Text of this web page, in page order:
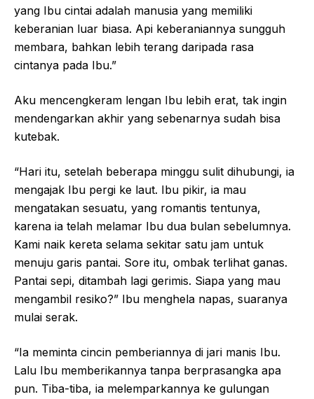
yang Ibu cintai adalah manusia yang memiliki
keberanian luar biasa. Api keberaniannya sungguh
membara, bahkan lebih terang daripada rasa
cintanya pada Ibu.”
Aku mencengkeram lengan Ibu lebih erat, tak ingin
mendengarkan akhir yang sebenarnya sudah bisa
kutebak.
“Hari itu, setelah beberapa minggu sulit dihubungi, ia
mengajak Ibu pergi ke laut. Ibu pikir, ia mau
mengatakan sesuatu, yang romantis tentunya,
karena ia telah melamar Ibu dua bulan sebelumnya.
Kami naik kereta selama sekitar satu jam untuk
menuju garis pantai. Sore itu, ombak terlihat ganas.
Pantai sepi, ditambah lagi gerimis. Siapa yang mau
mengambil resiko?” Ibu menghela napas, suaranya
mulai serak.
“Ia meminta cincin pemberiannya di jari manis Ibu.
Lalu Ibu memberikannya tanpa berprasangka apa
pun. Tiba-tiba, ia melemparkannya ke gulungan